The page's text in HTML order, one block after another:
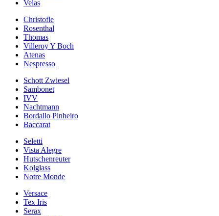
Velas
Christofle
Rosenthal
Thomas
Villeroy Y Boch
Atenas
Nespresso
Schott Zwiesel
Sambonet
IVV
Nachtmann
Bordallo Pinheiro
Baccarat
Seletti
Vista Alegre
Hutschenreuter
Kolglass
Notre Monde
Versace
Tex Iris
Serax